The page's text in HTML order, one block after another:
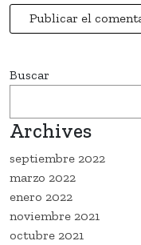
Buscar
Archives
septiembre 2022
marzo 2022
enero 2022
noviembre 2021
octubre 2021